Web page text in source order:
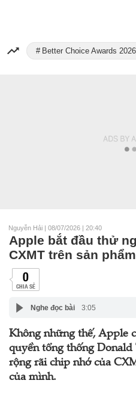
Better Choice Awards 2026
Nguyễn Hải | 08/07/2026 | 20:40
Apple bắt đầu thử
CXMT trên sản
0
CHIA SẺ
Nghe đọc bài 3:05
Không những thế, Apple
quyền tổng thống
rộng rãi chip nhớ của
của mình.